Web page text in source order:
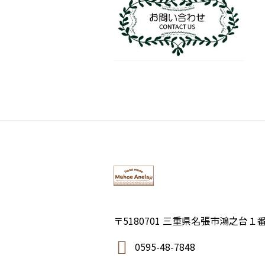
〒5180701 三重県名張市鴻之台１
0595-48-7848